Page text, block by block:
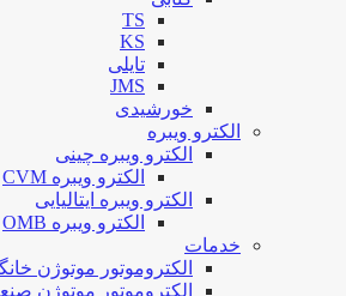
TS
KS
تایلی
JMS
خورشیدی
الکترو ویبره
الکترو ویبره چینی
الکترو ویبره CVM
الکترو ویبره ایتالیایی
الکترو ویبره OMB
خدمات
الکتروموتور موتوژن
الکتروموتور موتوژن